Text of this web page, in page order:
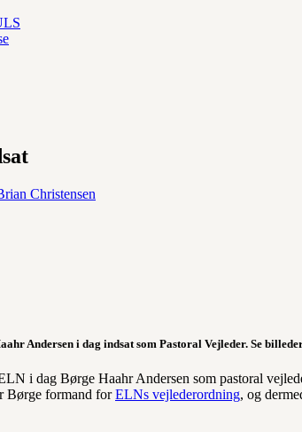
Christensen
Andersen i dag indsat som Pastoral Vejleder. Se
i dag Børge Haahr Andersen som pastoral
Børge formand forELNs vejlederordning, og